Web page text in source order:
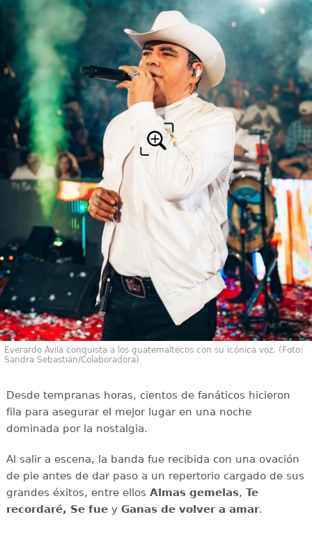
Everardo Ávila conquista a los guatemaltecos con su icónica voz. (Foto:
Sandra Sebastián/Colaboradora)
Desde tempranas horas, cientos de fanáticos hicieron
fila para asegurar el mejor lugar en una noche
dominada por la nostalgia.
Al salir a escena, la banda fue recibida con una ovación
de pie antes de dar paso a un repertorio cargado de sus
grandes éxitos, entre ellos Almas gemelas, Te
recordaré, Se fuey Ganas de volver a amar.